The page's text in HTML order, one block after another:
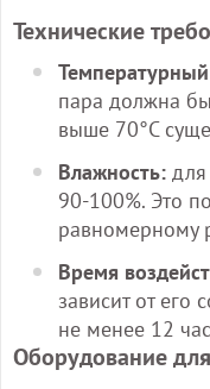
Технические
пара должна
выше 70°C
Влажность:
90-100%. Это
равномерному
Время
зависит от
не менее 12
Оборудование